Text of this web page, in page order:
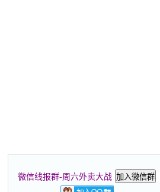
微信线报群-周六外卖大战 加入微信群